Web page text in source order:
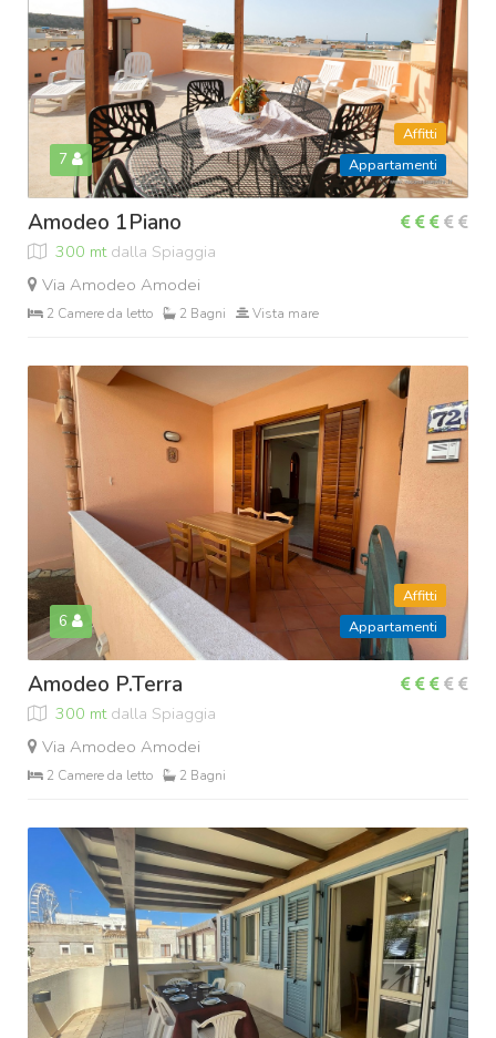
7
Affitti
Appartamenti
Amodeo 1Piano
300 mtdalla Spiaggia
Via Amodeo Amodei
2 Camere da letto 2 Bagni Vista mare
6
Affitti
Appartamenti
Amodeo P.Terra
300 mtdalla Spiaggia
Via Amodeo Amodei
2 Camere da letto 2 Bagni